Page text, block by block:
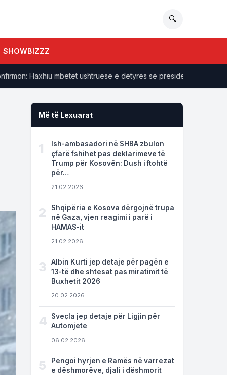
🔍
SHOWBIZZZ
Haxhiu mbetet ushtruese e detyrës së presidentes
Më të Lexuarat
1
Ish-ambasadori në SHBA zbulon
çfarë fshihet pas deklarimeve të
Trump për Kosovën: Dush i ftohtë
për…
21.02.2026
2
Shqipëria e Kosova dërgojnë trupa
në Gaza, vjen reagimi i parë i
HAMAS-it
21.02.2026
3
Albin Kurti jep detaje për pagën e
13-të dhe shtesat pas miratimit të
Buxhetit 2026
20.02.2026
4
Sveçla jep detaje për Ligjin për
Automjete
06.02.2026
5
Pengoi hyrjen e Ramës në varrezat
e dëshmorëve, djali i dëshmorit